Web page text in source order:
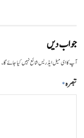
جواب دیں
آپ کا ای میل ایڈریس شائع نہیں کیا جائے گا۔
تبصرہ*